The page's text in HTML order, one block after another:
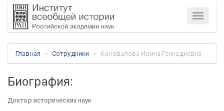
Меню
Главная Сотрудники Коновалова Ирина Геннадиевна
Биография:
Доктор исторических наук